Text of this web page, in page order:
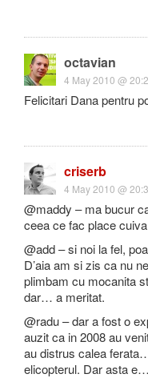
octavian
4 May 2010 @
Felicitari Dana pentru
criserb
4 May 2010 @
@maddy – ma bucur
ceea ce fac place
@add – si noi la fel,
D’aia am si zis ca nu
plimbam cu mocanita
dar… a meritat.
@radu – dar a fost o
auzit ca in 2008 au
au distrus calea
elicopterul. Dar asta